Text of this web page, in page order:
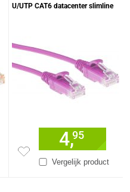
U/UTP CAT6 datacenter slimline
Vergelijk product
4,95